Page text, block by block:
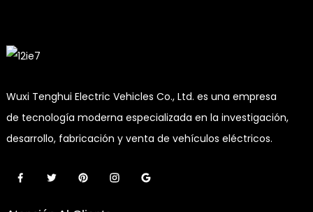
Wuxi Tenghui Electric Vehicles Co., Ltd. es una empresa
de tecnología moderna especializada en la investigación,
desarrollo, fabricación y venta de vehículos eléctricos.